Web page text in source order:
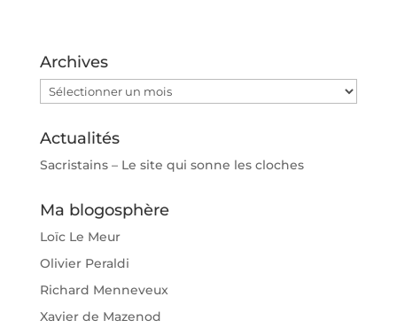
Archives
Archives
Actualités
Sacristains – Le site qui sonne les cloches
Ma blogosphère
Loïc Le Meur
Olivier Peraldi
Richard Menneveux
Xavier de Mazenod